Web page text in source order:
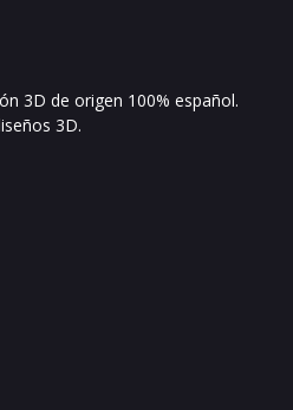
3D de origen 100% español.
3D.